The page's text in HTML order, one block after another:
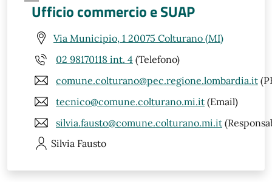
Ufficio commercio e SUAP
Via Municipio, 1 20075 Colturano (MI)
02 98170118 int. 4 (Telefono)
comune.colturano@pec.regione.lombardia.it
tecnico@comune.colturano.mi.it (Email)
silvia.fausto@comune.colturano.mi.it
Silvia Fausto